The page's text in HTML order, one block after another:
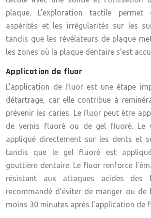
plaque. L’exploration tactile
aspérités et les irrégularités sur les
tandis que les révélateurs de plaque
les zones où la plaque dentaire s’est
Application de fluor
L’application de fluor est une étape
détartrage, car elle contribue à
prévenir les caries. Le fluor peut être
de vernis fluoré ou de gel fluoré. Le
appliqué directement sur les dents et
tandis que le gel fluoré est
gouttière dentaire. Le fluor renforce
résistant aux attaques acides des
recommandé d’éviter de manger ou de
moins 30 minutes après l’application de